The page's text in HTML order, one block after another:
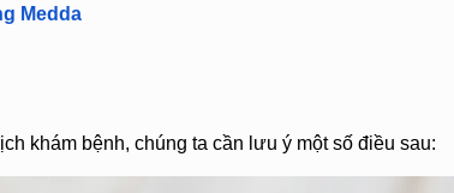
Medda
khám bệnh, chúng ta cần lưu ý một số điều sau: